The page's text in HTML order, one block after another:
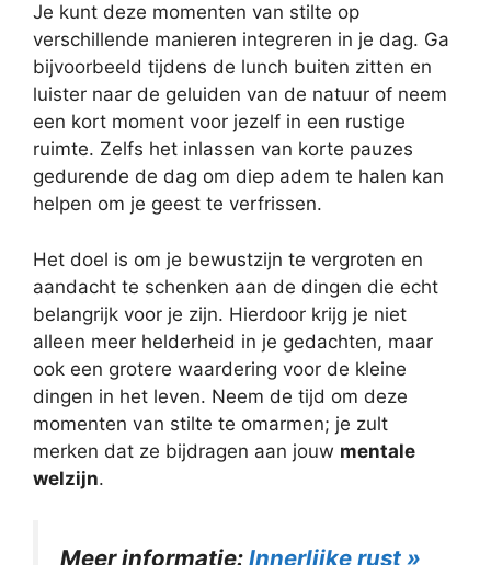
Je kunt deze momenten van stilte op
verschillende manieren integreren in je dag. Ga
bijvoorbeeld tijdens de lunch buiten zitten en
luister naar de geluiden van de natuur of neem
een kort moment voor jezelf in een rustige
ruimte. Zelfs het inlassen van korte pauzes
gedurende de dag om diep adem te halen kan
helpen om je geest te verfrissen.
Het doel is om je bewustzijn te vergroten en
aandacht te schenken aan de dingen die echt
belangrijk voor je zijn. Hierdoor krijg je niet
alleen meer helderheid in je gedachten, maar
ook een grotere waardering voor de kleine
dingen in het leven. Neem de tijd om deze
momenten van stilte te omarmen; je zult
merken dat ze bijdragen aan jouw mentale
welzijn.
Meer informatie: Innerlijke rust »